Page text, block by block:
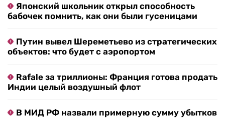
Японский школьник открыл способность
бабочек помнить, как они были гусеницами
Путин вывел Шереметьево из стратегических
объектов: что будет с аэропортом
Rafale за триллионы: Франция готова продать
Индии целый воздушный флот
В МИД РФ назвали примерную сумму убытков